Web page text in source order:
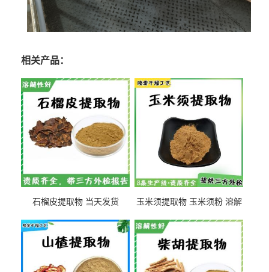
相关产品：
石榴皮提取物 当天发货
玉米须提取物 玉米须粉 溶解